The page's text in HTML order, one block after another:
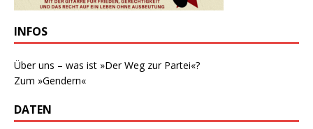
INFOS
Über uns – was ist »Der Weg zur Partei«?
Zum »Gendern«
DATEN